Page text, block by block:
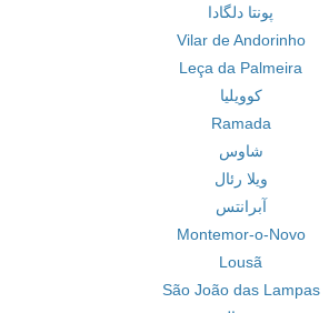
پونتا دلگادا
Vilar de Andorinho
Leça da Palmeira
کوویلیا
Ramada
شاوس
ویلا رئال
آبرانتس
Montemor-o-Novo
Lousã
São João das Lampas